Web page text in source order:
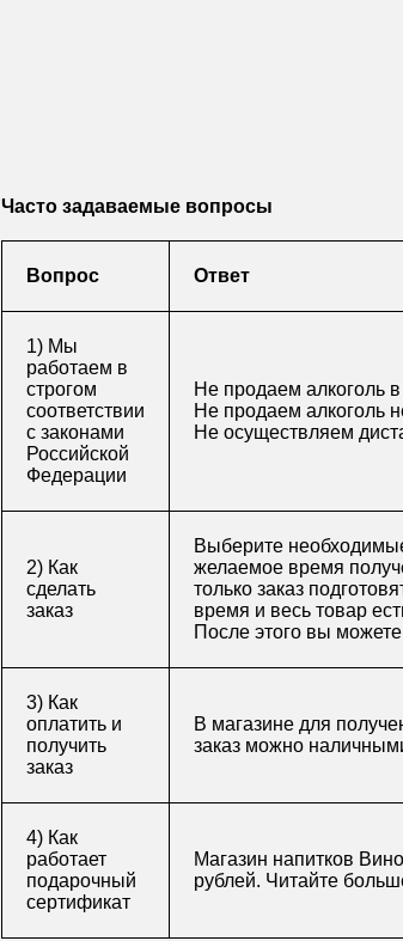
Часто задаваемые вопросы
Вопрос Ответ
1) Мы
работаем в
строгом
соответствии
с законами
Российской
Федерации
Не продаем алкоголь
Не продаем алкоголь
Не осуществляем
2) Как
сделать
заказ
Выберите
желаемое время
только заказ
время и весь товар
После этого вы
3) Как
оплатить и
получить
заказ
В магазине для
заказ можно
4) Как
работает
подарочный
сертификат
Магазин напитков
рублей. Читайте